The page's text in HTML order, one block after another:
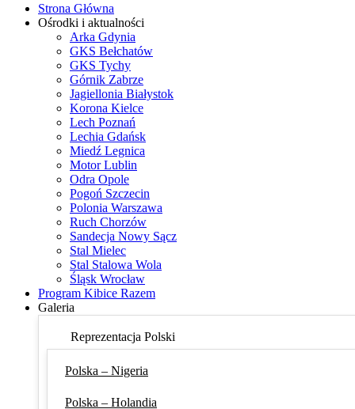
Strona Główna
Ośrodki i aktualności
Arka Gdynia
GKS Bełchatów
GKS Tychy
Górnik Zabrze
Jagiellonia Białystok
Korona Kielce
Lech Poznań
Lechia Gdańsk
Miedź Legnica
Motor Lublin
Odra Opole
Pogoń Szczecin
Polonia Warszawa
Ruch Chorzów
Sandecja Nowy Sącz
Stal Mielec
Stal Stalowa Wola
Śląsk Wrocław
Program Kibice Razem
Galeria
Reprezentacja Polski
Polska – Nigeria
Polska – Holandia